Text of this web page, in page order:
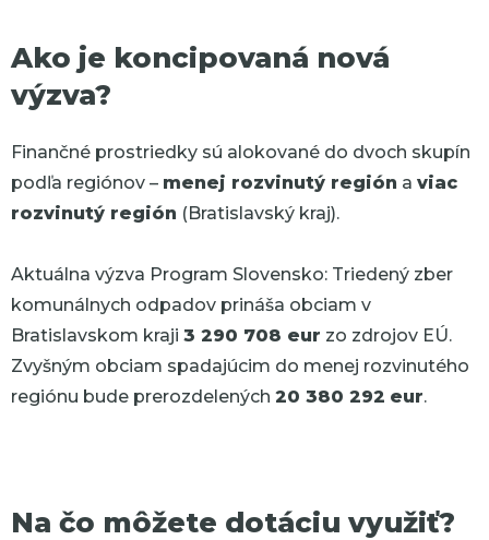
Ako je koncipovaná nová
výzva?
Finančné prostriedky sú alokované do dvoch skupín
podľa regiónov – menej rozvinutý región a viac
rozvinutý región (Bratislavský kraj).
Aktuálna výzva Program Slovensko: Triedený zber
komunálnych odpadov prináša obciam v
Bratislavskom kraji 3 290 708 eur zo zdrojov EÚ.
Zvyšným obciam spadajúcim do menej rozvinutého
regiónu bude prerozdelených 20 380 292 eur.
Na čo môžete dotáciu využiť?